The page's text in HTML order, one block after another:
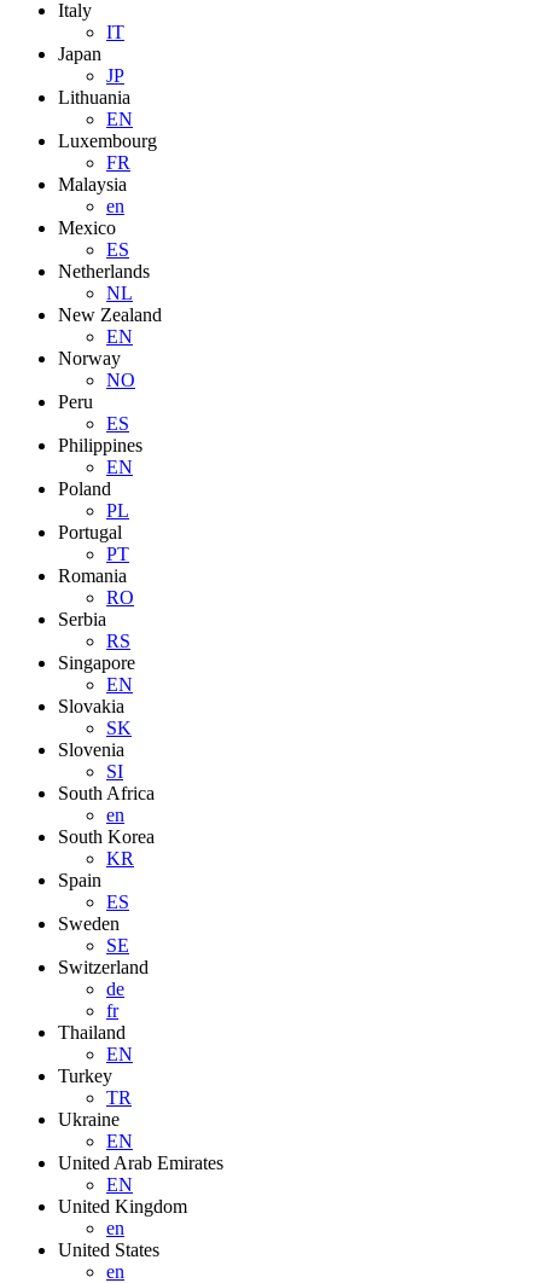
Italy
IT
Japan
JP
Lithuania
EN
Luxembourg
FR
Malaysia
en
Mexico
ES
Netherlands
NL
New Zealand
EN
Norway
NO
Peru
ES
Philippines
EN
Poland
PL
Portugal
PT
Romania
RO
Serbia
RS
Singapore
EN
Slovakia
SK
Slovenia
SI
South Africa
en
South Korea
KR
Spain
ES
Sweden
SE
Switzerland
de
fr
Thailand
EN
Turkey
TR
Ukraine
EN
United Arab Emirates
EN
United Kingdom
en
United States
en